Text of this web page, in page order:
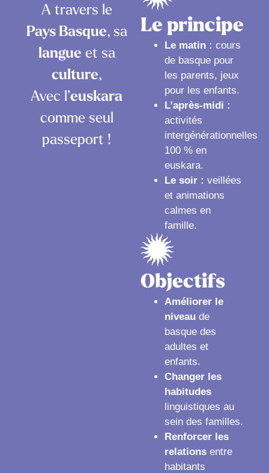
A travers le
Pays Basque, sa
langue et sa
culture,
Avec l’euskara
comme seul
passeport !
Le principe
Le matin : cours
de basque pour
les parents, jeux
pour les enfants.
L’après-midi :
activités
intergénérationnelles
100 % en
euskara.
Le soir : veillées
et animations
calmes en
famille.
Objectifs
Améliorer le
niveau de
basque des
adultes et
enfants.
Changer les
habitudes
linguistiques au
sein des familles.
Renforcer les
relations entre
habitants